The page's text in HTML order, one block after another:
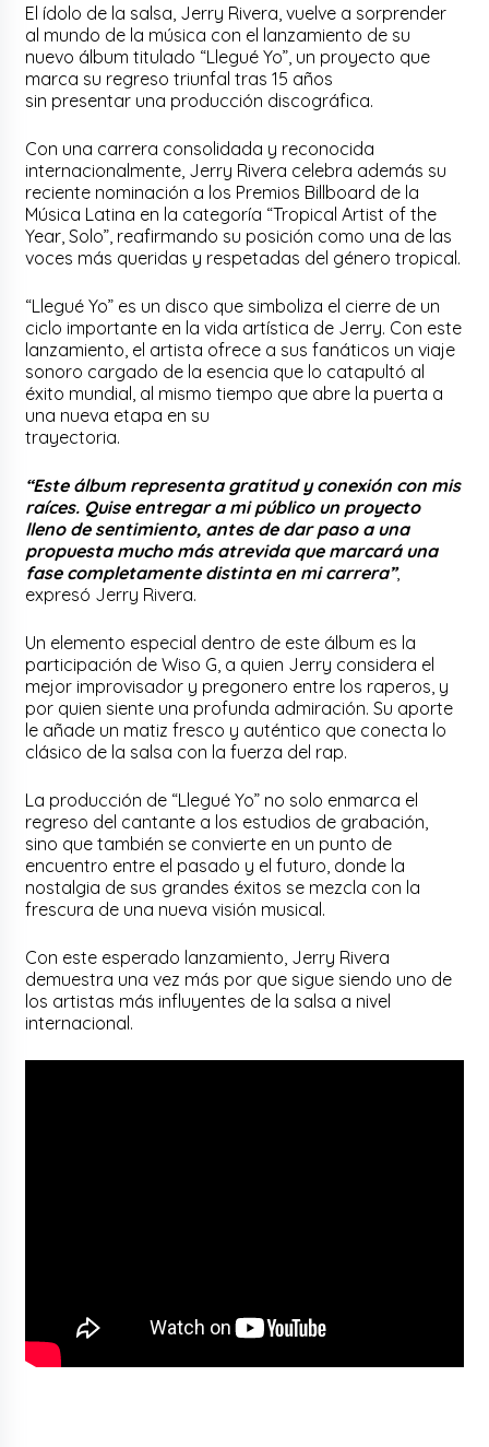
El ídolo de la salsa, Jerry Rivera, vuelve a sorprender
al mundo de la música con el lanzamiento de su
nuevo álbum titulado “Llegué Yo”, un proyecto que
marca su regreso triunfal tras 15 años
sin presentar una producción discográfica.
Con una carrera consolidada y reconocida
internacionalmente, Jerry Rivera celebra además su
reciente nominación a los Premios Billboard de la
Música Latina en la categoría “Tropical Artist of the
Year, Solo”, reafirmando su posición como una de las
voces más queridas y respetadas del género tropical.
“Llegué Yo” es un disco que simboliza el cierre de un
ciclo importante en la vida artística de Jerry. Con este
lanzamiento, el artista ofrece a sus fanáticos un viaje
sonoro cargado de la esencia que lo catapultó al
éxito mundial, al mismo tiempo que abre la puerta a
una nueva etapa en su
trayectoria.
“Este álbum representa gratitud y conexión con mis
raíces. Quise entregar a mi público un proyecto
lleno de sentimiento, antes de dar paso a una
propuesta mucho más atrevida que marcará una
fase completamente distinta en mi carrera”,
expresó Jerry Rivera.
Un elemento especial dentro de este álbum es la
participación de Wiso G, a quien Jerry considera el
mejor improvisador y pregonero entre los raperos, y
por quien siente una profunda admiración. Su aporte
le añade un matiz fresco y auténtico que conecta lo
clásico de la salsa con la fuerza del rap.
La producción de “Llegué Yo” no solo enmarca el
regreso del cantante a los estudios de grabación,
sino que también se convierte en un punto de
encuentro entre el pasado y el futuro, donde la
nostalgia de sus grandes éxitos se mezcla con la
frescura de una nueva visión musical.
Con este esperado lanzamiento, Jerry Rivera
demuestra una vez más por que sigue siendo uno de
los artistas más influyentes de la salsa a nivel
internacional.